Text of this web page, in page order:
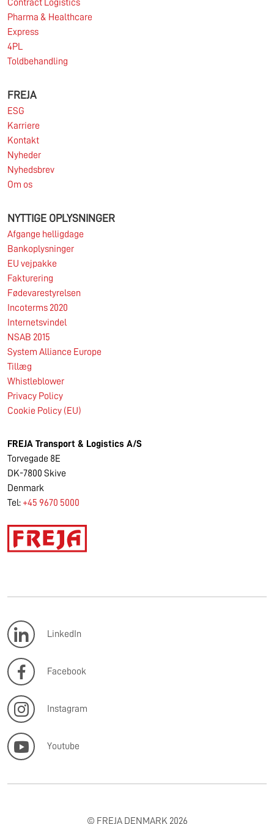
11.06.2026
Contract Logistics
Pharma & Healthcare
Express
4PL
Toldbehandling
FREJA
ESG
Karriere
Kontakt
Nyheder
Nyhedsbrev
Om os
NYTTIGE OPLYSNINGER
Afgange helligdage
Bankoplysninger
EU vejpakke
Fakturering
Fødevarestyrelsen
Incoterms 2020
Internetsvindel
NSAB 2015
System Alliance Europe
Tillæg
Whistleblower
Privacy Policy
Cookie Policy (EU)
FREJA Transport & Logistics A/S
Torvegade 8E
DK-7800 Skive
Denmark
Tel: +45 9670 5000
LinkedIn
Facebook
Instagram
Youtube
© FREJA DENMARK 2026